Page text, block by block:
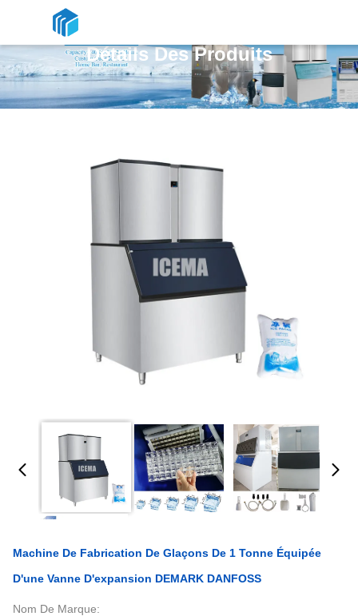
Détails Des Produits
Machine De Fabrication De Glaçons De 1 Tonne Équipée
D'une Vanne D'expansion DEMARK DANFOSS
Nom De Marque: